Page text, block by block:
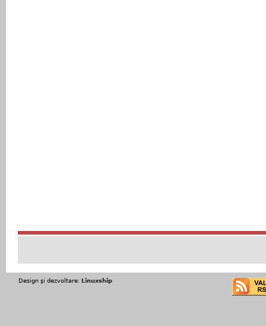
Design şi dezvoltare: Linuxship